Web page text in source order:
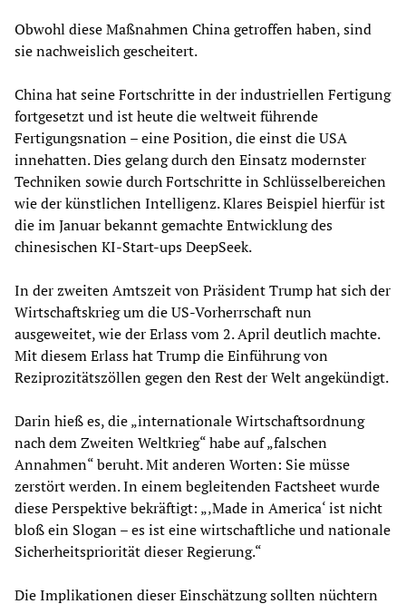
Obwohl diese Maßnahmen China getroffen haben, sind
sie nachweislich gescheitert.
China hat seine Fortschritte in der industriellen Fertigung
fortgesetzt und ist heute die weltweit führende
Fertigungsnation – eine Position, die einst die USA
innehatten. Dies gelang durch den Einsatz modernster
Techniken sowie durch Fortschritte in Schlüsselbereichen
wie der künstlichen Intelligenz. Klares Beispiel hierfür ist
die im Januar bekannt gemachte Entwicklung des
chinesischen KI-Start-ups DeepSeek.
In der zweiten Amtszeit von Präsident Trump hat sich der
Wirtschaftskrieg um die US-Vorherrschaft nun
ausgeweitet, wie der Erlass vom 2. April deutlich machte.
Mit diesem Erlass hat Trump die Einführung von
Reziprozitätszöllen gegen den Rest der Welt angekündigt.
Darin hieß es, die „internationale Wirtschaftsordnung
nach dem Zweiten Weltkrieg“ habe auf „falschen
Annahmen“ beruht. Mit anderen Worten: Sie müsse
zerstört werden. In einem begleitenden Factsheet wurde
diese Perspektive bekräftigt: „‚Made in America‘ ist nicht
bloß ein Slogan – es ist eine wirtschaftliche und nationale
Sicherheitspriorität dieser Regierung.“
Die Implikationen dieser Einschätzung sollten nüchtern